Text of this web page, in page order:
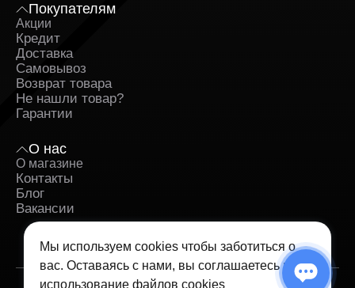
Мы используем cookies чтобы заботиться о
вас. Оставаясь с нами, вы соглашаетесь на
использование файлов cookies
Покупателям
Акции
Кредит
Доставка
Самовывоз
Возврат товара
Не нашли товар?
Гарантии
О нас
О магазине
Контакты
Блог
Вакансии